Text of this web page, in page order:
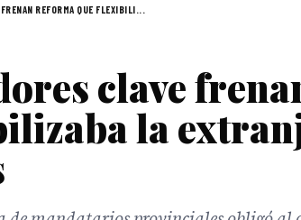
REFORMA QUE FLEXIBILI...
clave
la